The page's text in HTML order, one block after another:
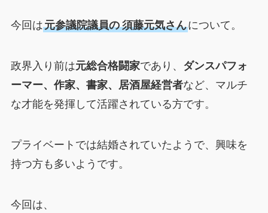
今回は元参議院議員の 須藤元気さんについて。
政界入り前は元総合格闘家であり、 ダンスパフォ
ーマー、作家、書家、居酒屋経営者など、マルチ
な才能を発揮して活躍されている方です。
プライベートでは結婚されていたようで、興味を
持つ方も多いようです。
今回は、